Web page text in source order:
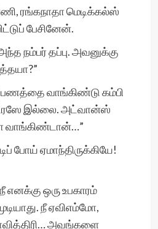
ரங்கநாதா மெடிக்கல்ஸ்
பேசினேன்.
நம்பர் தப்பு. அவனுக்கு
வாங்கிண்டு கம்பி
இல்லை. அட்வான்ஸ்
வாங்கிண்டான்…”
போய் ஏமாந்திருக்கியே!
எனக்கு ஒரு உபகாரம்
நீ ஏவிஎம்மோ,
அவங்களை